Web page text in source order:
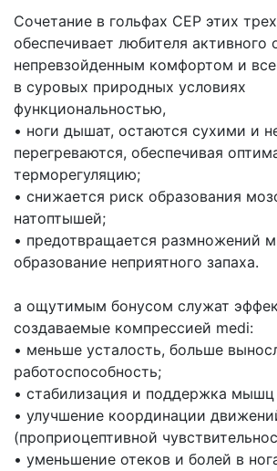
Сочетание в гольфах CEP этих
обеспечивает любителя активного
непревзойденным комфортом и
в суровых природных условиях
функциональностью,
• ноги дышат, остаются сухими и
перегреваются, обеспечивая
терморегуляцию;
• снижается риск образования
натоптышей;
• предотвращается размножений
образование неприятного запаха.
а ощутимым бонусом служат
создаваемые компрессией medi:
• меньше усталость, больше
работоспособность;
• стабилизация и поддержка мышц
• улучшение координации
(проприоцептивной
• уменьшение отеков и болей в